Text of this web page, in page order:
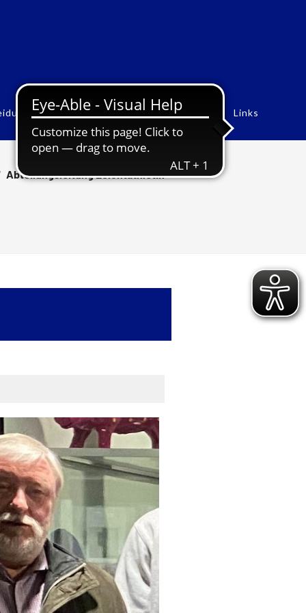
Rekorde Historie Bildergalerien Links
Abteilungsleitung Leichtathletik